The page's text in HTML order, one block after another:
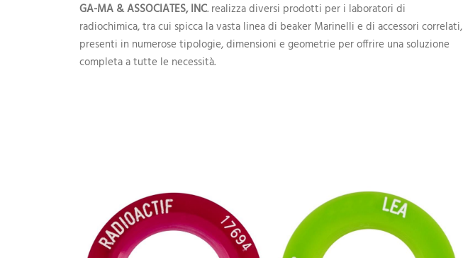
GA-MA & ASSOCIATES, INC. realizza diversi prodotti per i laboratori di
radiochimica, tra cui spicca la vasta linea di beaker Marinelli e di accessori correlati,
presenti in numerose tipologie, dimensioni e geometrie per offrire una soluzione
completa a tutte le necessità.